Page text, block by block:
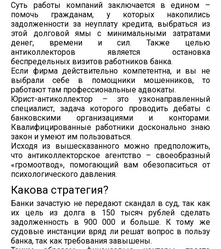
Суть работы компаний заключается в едином –
помочь гражданам, у которых накопились
задолженности за неуплату кредита, выбраться из
этой долговой ямы с минимальными затратами
денег, времени и сил. Также целью
антиколлекторов является остановка
беспредельных визитов работников банка.
Если фирма действительно компетентна, и вы не
выбрали себе в помощники мошенников, то
работают там профессиональные адвокаты.
Юрист-антиколлектор – это узконаправленный
специалист, задача которого проводить дебаты с
банковскими организациями и конторами.
Квалифицированные работники досконально знаю
закон и умеют им пользоваться.
Исходя из вышесказанного можно предположить,
что антиколлекторское агентство – своеобразный
«громоотвод», помогающий вам обезопаситься от
психологического давления.
Какова стратегия?
Банки зачастую не передают скандал в суд, так как
их цель из долга в 150 тысяч рублей сделать
задолженность в 900 000 и больше. К тому же
судовые инстанции вряд ли решат вопрос в пользу
банка, так как требования завышены.